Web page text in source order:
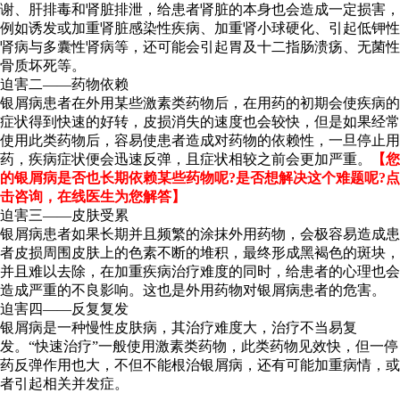
谢、肝排毒和肾脏排泄，给患者肾脏的本身也会造成一定损害，
例如诱发或加重肾脏感染性疾病、加重肾小球硬化、引起低钾性
肾病与多囊性肾病等，还可能会引起胃及十二指肠溃疡、无菌性
骨质坏死等。
迫害二——药物依赖
银屑病患者在外用某些激素类药物后，在用药的初期会使疾病的
症状得到快速的好转，皮损消失的速度也会较快，但是如果经常
使用此类药物后，容易使患者造成对药物的依赖性，一旦停止用
药，疾病症状便会迅速反弹，且症状相较之前会更加严重。
【您
的银屑病是否也长期依赖某些药物呢?是否想解决这个难题呢?点
击咨询，在线医生为您解答】
迫害三——皮肤受累
银屑病患者如果长期并且频繁的涂抹外用药物，会极容易造成患
者皮损周围皮肤上的色素不断的堆积，最终形成黑褐色的斑块，
并且难以去除，在加重疾病治疗难度的同时，给患者的心理也会
造成严重的不良影响。这也是外用药物对银屑病患者的危害。
迫害四——反复复发
银屑病是一种慢性皮肤病，其治疗难度大，治疗不当易复
发。“快速治疗”一般使用激素类药物，此类药物见效快，但一停
药反弹作用也大，不但不能根治银屑病，还有可能加重病情，或
者引起相关并发症。